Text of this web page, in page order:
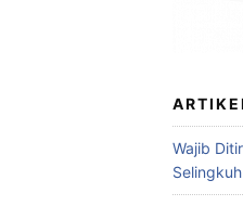
Wajib